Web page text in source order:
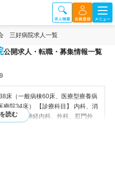
三好病院求人一覧
公開求人・転職・募集情報一覧
床（一般病棟60床、医療型療養病
療院34床） 【診療科目】 内科、消
器内科、神経内科、外科、肛門外
：1 ◇医療型療養 20：1 【病